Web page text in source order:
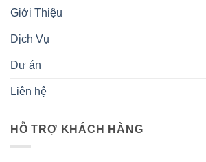
Giới Thiệu
Dịch Vụ
Dự án
Liên hệ
HỖ TRỢ KHÁCH HÀNG